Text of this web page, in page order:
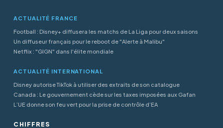
ACTUALITÉ FRANCE
Football : Disney+ diffusera les matchs de La Liga pour deux saisons
Un diffuseur français pour le reboot de "Alerte à Malibu"
Netflix : "GIGN" dans l'élite mondiale
ACTUALITÉ INTERNATIONAL
Disney autorise TikTok à utiliser des extraits de son catalogue
Canada : Le gouvernement cède sur les taxes imposées aux Gafan
L’UE donne son feu vert pour la prise de contrôle d’EA
CHIFFRES